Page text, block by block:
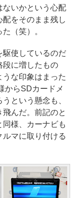
ないかという心配
をそのまま残し
（笑）。
使しているのだ
段に増したもの
な印象はまった
からSDカードメ
という懸念も、
んだ。前記のと
様、カーナビも
マに取り付ける